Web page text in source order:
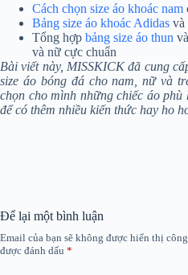
Cách chọn size áo khoác nam
Bảng size áo khoác Adidas và
Tổng hợp bảng size áo thun
và nữ cực chuẩn
Bài viết này, MISSKICK đã cung
size áo bóng đá cho nam, nữ và
chọn cho mình những chiếc áo
để có thêm nhiều kiến thức hay ho
Để lại một bình luận
Email của bạn sẽ không được hiển thị công
được đánh dấu *